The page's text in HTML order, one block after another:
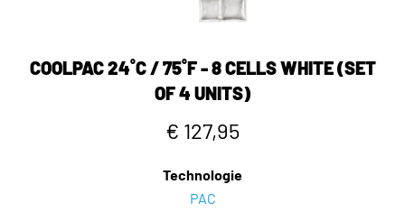
COOLPAC 24˚C / 75˚F - 8 CELLS WHITE (SET
OF 4 UNITS)
€ 127,95
Technologie
PAC